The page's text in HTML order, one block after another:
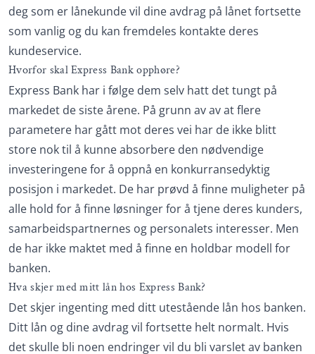
deg som er lånekunde vil dine avdrag på lånet fortsette
som vanlig og du kan fremdeles kontakte deres
kundeservice.
Hvorfor skal Express Bank opphøre?
Express Bank har i følge dem selv hatt det tungt på
markedet de siste årene. På grunn av av at flere
parametere har gått mot deres vei har de ikke blitt
store nok til å kunne absorbere den nødvendige
investeringene for å oppnå en konkurransedyktig
posisjon i markedet. De har prøvd å finne muligheter på
alle hold for å finne løsninger for å tjene deres kunders,
samarbeidspartnernes og personalets interesser. Men
de har ikke maktet med å finne en holdbar modell for
banken.
Hva skjer med mitt lån hos Express Bank?
Det skjer ingenting med ditt utestående lån hos banken.
Ditt lån og dine avdrag vil fortsette helt normalt. Hvis
det skulle bli noen endringer vil du bli varslet av banken